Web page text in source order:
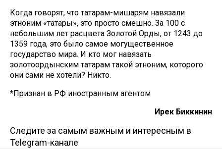
Когда говорят, что татарам-мишарям навязали
этноним «татары», это просто смешно. За 100 с
небольшим лет расцвета Золотой Орды, от 1243 до
1359 года, это было самое могущественное
государство мира. И кто мог навязать
золотоордынским татарам такой этноним, которого
они сами не хотели? Никто.
*Признан в РФ иностранным агентом
Ирек Биккинин
Следите за самым важным и интересным в
Telegram-канале